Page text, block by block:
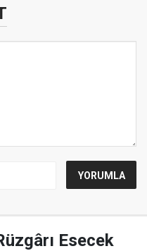
Esecek